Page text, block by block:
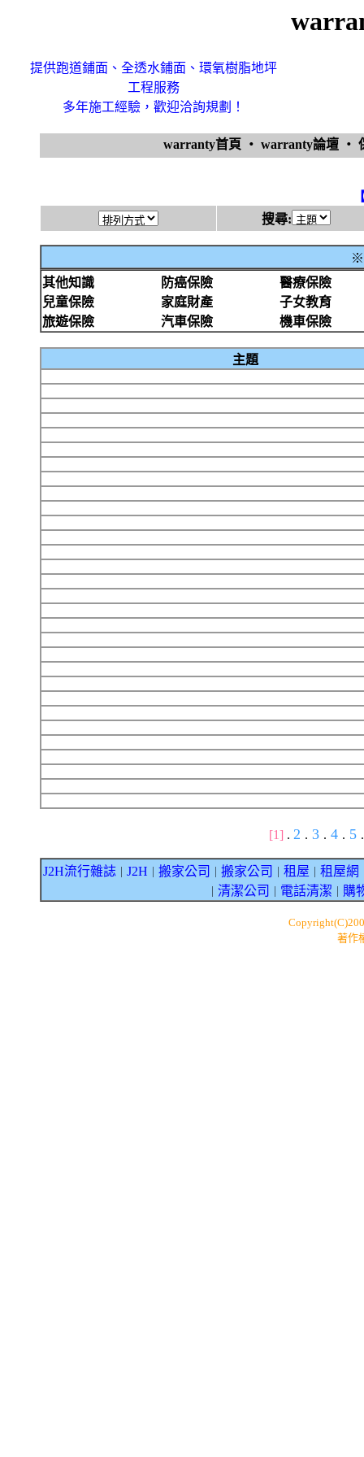
提供跑道鋪面、全透水鋪面、環氧樹脂地坪
工程服務
多年施工經驗，歡迎洽詢規劃！
warranty首頁 ‧ warranty論壇 ‧
搜尋:
※
其他知識
防癌保險
醫療保險
兒童保險
家庭財產
子女教育
旅遊保險
汽車保險 機車保險
主題
[1] . 2 . 3 . 4 . 5 .
J2H流行雜誌 J2H 搬家公司 搬家公司 租屋 租屋網
清潔公司 電話清潔 購
著作